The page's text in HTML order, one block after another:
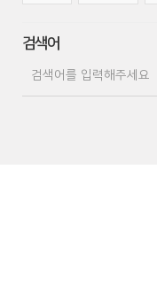
검색어